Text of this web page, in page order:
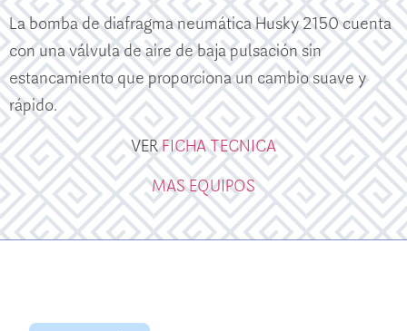
La bomba de diafragma neumática Husky 2150 cuenta
con una válvula de aire de baja pulsación sin
estancamiento que proporciona un cambio suave y
rápido.
VERFICHA TECNICA
MAS EQUIPOS